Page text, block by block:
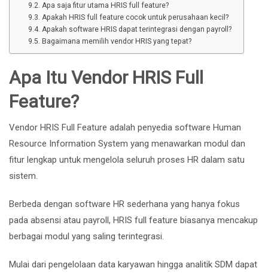
Apa saja fitur utama HRIS full feature?
Apakah HRIS full feature cocok untuk perusahaan kecil?
Apakah software HRIS dapat terintegrasi dengan payroll?
Bagaimana memilih vendor HRIS yang tepat?
Apa Itu Vendor HRIS Full
Feature?
Vendor HRIS Full Feature adalah penyedia software Human
Resource Information System yang menawarkan modul dan
fitur lengkap untuk mengelola seluruh proses HR dalam satu
sistem.
Berbeda dengan software HR sederhana yang hanya fokus
pada absensi atau payroll, HRIS full feature biasanya mencakup
berbagai modul yang saling terintegrasi.
Mulai dari pengelolaan data karyawan hingga analitik SDM dapat